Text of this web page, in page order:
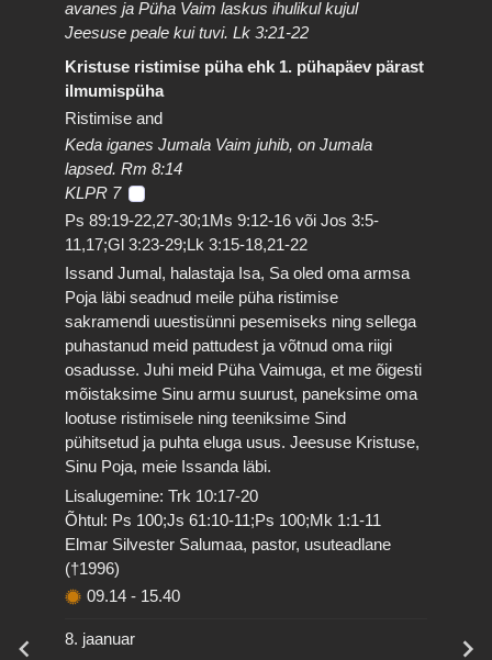
avanes ja Püha Vaim laskus ihulikul kujul
Jeesuse peale kui tuvi. Lk 3:21-22
Kristuse ristimise püha ehk 1. pühapäev pärast
ilmumispüha
Ristimise and
Keda iganes Jumala Vaim juhib, on Jumala
lapsed. Rm 8:14
KLPR 7
Ps 89:19-22,27-30;1Ms 9:12-16 või Jos 3:5-
11,17;Gl 3:23-29;Lk 3:15-18,21-22
Issand Jumal, halastaja Isa, Sa oled oma armsa
Poja läbi seadnud meile püha ristimise
sakramendi uuestisünni pesemiseks ning sellega
puhastanud meid pattudest ja võtnud oma riigi
osadusse. Juhi meid Püha Vaimuga, et me õigesti
mõistaksime Sinu armu suurust, paneksime oma
lootuse ristimisele ning teeniksime Sind
pühitsetud ja puhta eluga usus. Jeesuse Kristuse,
Sinu Poja, meie Issanda läbi.
Lisalugemine: Trk 10:17-20
Õhtul: Ps 100;Js 61:10-11;Ps 100;Mk 1:1-11
Elmar Silvester Salumaa, pastor, usuteadlane
(†1996)
09.14 - 15.40
8. jaanuar